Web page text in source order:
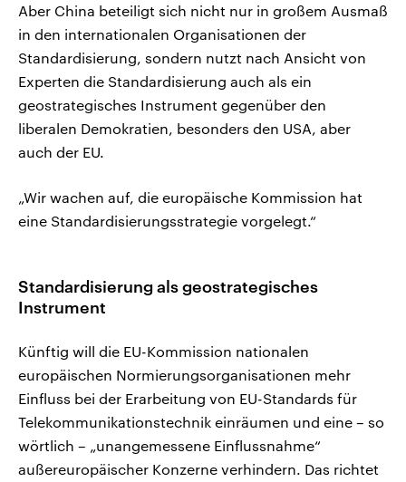
Aber China beteiligt sich nicht nur in großem Ausmaß
in den internationalen Organisationen der
Standardisierung, sondern nutzt nach Ansicht von
Experten die Standardisierung auch als ein
geostrategisches Instrument gegenüber den
liberalen Demokratien, besonders den USA, aber
auch der EU.
„Wir wachen auf, die europäische Kommission hat
eine Standardisierungsstrategie vorgelegt.“
Standardisierung als geostrategisches
Instrument
Künftig will die EU-Kommission nationalen
europäischen Normierungsorganisationen mehr
Einfluss bei der Erarbeitung von EU-Standards für
Telekommunikationstechnik einräumen und eine – so
wörtlich – „unangemessene Einflussnahme“
außereuropäischer Konzerne verhindern. Das richtet